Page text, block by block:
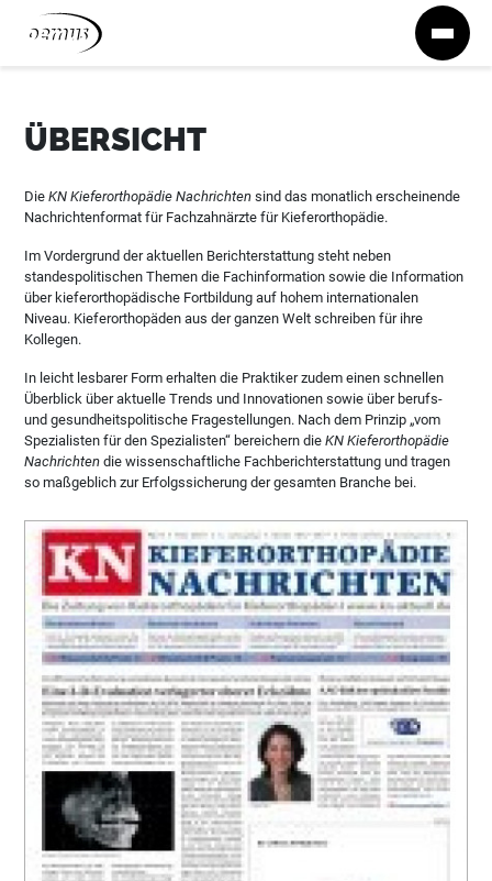
Zum Inhalt springen
ÜBERSICHT
DieKN Kieferorthopädie Nachrichten sind das monatlich erscheinende
Nachrichtenformat für Fachzahnärzte für Kieferorthopädie.
Im Vordergrund der aktuellen Berichterstattung steht neben
standespolitischen Themen die Fachinformation sowie die Information
über kieferorthopädische Fortbildung auf hohem internationalen
Niveau. Kieferorthopäden aus der ganzen Welt schreiben für ihre
Kollegen.
In leicht lesbarer Form erhalten die Praktiker zudem einen schnellen
Überblick über aktuelle Trends und Innovationen sowie über berufs-
und gesundheitspolitische Fragestellungen. Nach dem Prinzip „vom
Spezialisten für den Spezialisten“ bereichern dieKN Kieferorthopädie
Nachrichten die wissenschaftliche Fachberichterstattung und tragen
so maßgeblich zur Erfolgssicherung der gesamten Branche bei.